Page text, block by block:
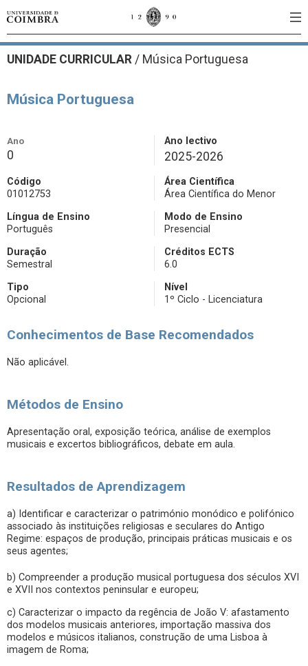
UNIDADE CURRICULAR / Música Portuguesa
Música Portuguesa
Ano
0
Ano lectivo
2025-2026
Código
01012753
Área Científica
Área Científica do Menor
Língua de Ensino
Português
Modo de Ensino
Presencial
Duração
Semestral
Créditos ECTS
6.0
Tipo
Opcional
Nível
1º Ciclo - Licenciatura
Conhecimentos de Base Recomendados
Não aplicável.
Métodos de Ensino
Apresentação oral, exposição teórica, análise de exemplos
musicais e excertos bibliográficos, debate em aula.
Resultados de Aprendizagem
a) Identificar e caracterizar o património monódico e polifónico
associado às instituições religiosas e seculares do Antigo
Regime: espaços de produção, principais práticas musicais e os
seus agentes;
b) Compreender a produção musical portuguesa dos séculos XVI
e XVII nos contextos peninsular e europeu;
c) Caracterizar o impacto da regência de João V: afastamento
dos modelos musicais anteriores, importação massiva dos
modelos e músicos italianos, construção de uma Lisboa à
imagem de Roma;